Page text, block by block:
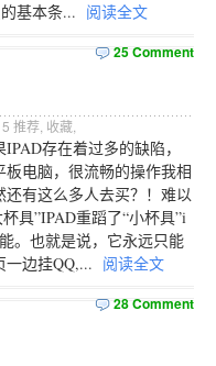
基本条... 阅读全文
25 Comment
5 推荐, 收藏
存在着过多的缺陷，
电脑，很流畅的操作我相
有这么多人去买？！难以
具”IPAD重蹈了“小杯具”i
。也就是说，它永远只能
边挂QQ,... 阅读全文
28 Comment